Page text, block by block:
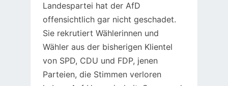
Landespartei hat der AfD
offensichtlich gar nicht geschadet.
Sie rekrutiert Wählerinnen und
Wähler aus der bisherigen Klientel
von SPD, CDU und FDP, jenen
Parteien, die Stimmen verloren